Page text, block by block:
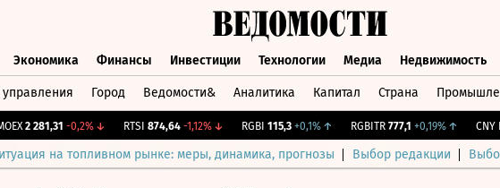
Экономика Финансы Инвестиции Технологии Медиа Недвижимость
Город Ведомости& Аналитика Капитал Страна
2 281,31 -0,2%↓ RTSI 874,64 -1,12%↓ RGBI 115,3 +0,1%↑ RGBITR 777,1 +0,19%↑ CNY
на топливном рынке: меры, динамика, прогнозы Выбор редакции